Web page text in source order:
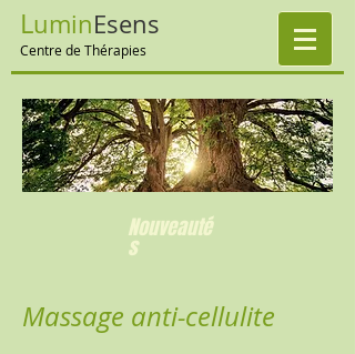
LuminEsens
Centre de Thérapies
Nouveauté
s
Massage anti-cellulite